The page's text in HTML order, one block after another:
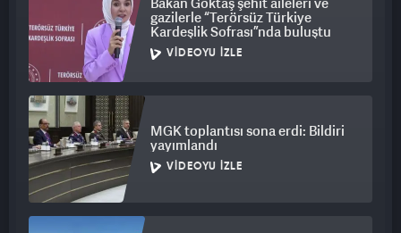
gazilerle “Terörsüz Türkiye
Kardeşlik Sofrası”nda buluştu
VIDEOYU İZLE
MGK toplantısı sona erdi: Bildiri
yayımlandı
VIDEOYU İZLE